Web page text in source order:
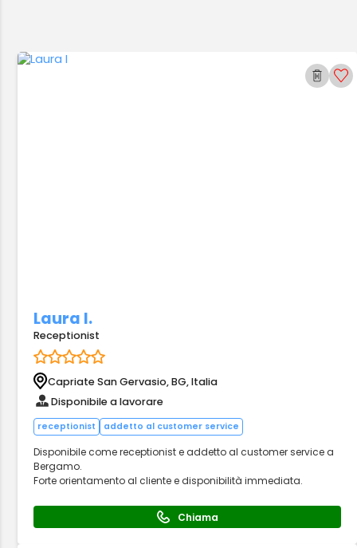
Laura I.
Receptionist
Capriate San Gervasio, BG, Italia
Disponibile a lavorare
receptionist addetto al customer service
Disponibile come receptionist e addetto al customer service a
Bergamo.
Forte orientamento al cliente e disponibilità immediata.
Chiama